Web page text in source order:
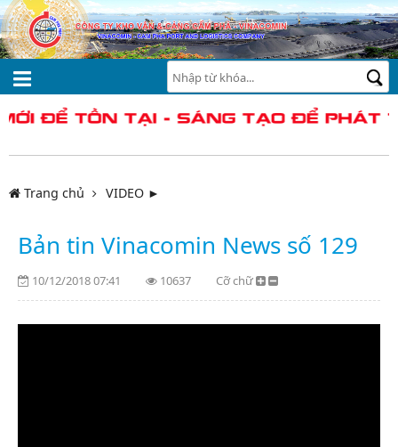
Trang chủ VIDEO ►
Bản tin Vinacomin News số 129
10/12/2018 07:41 10637 Cỡ chữ